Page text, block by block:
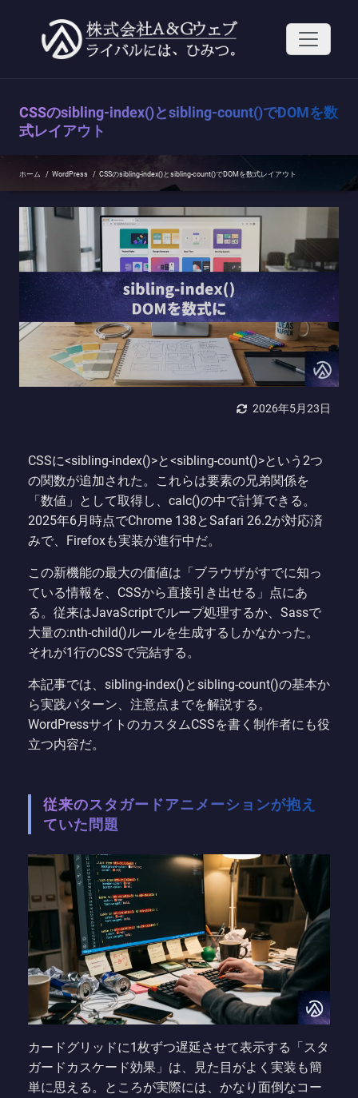
へ
CSSのsibling-index()とsibling-count()でDOMを数
式レイアウト
ホーム / WordPress / CSSのsibling-index()とsibling-count()でDOMを数式レイアウト
2026年5月23日
CSSに<sibling-index()>と<sibling-count()>という2つ
の関数が追加された。これらは要素の兄弟関係を
「数値」として取得し、calc()の中で計算できる。
2025年6月時点でChrome 138とSafari 26.2が対応済
みで、Firefoxも実装が進行中だ。
この新機能の最大の価値は「ブラウザがすでに知っ
ている情報を、CSSから直接引き出せる」点にあ
る。従来はJavaScriptでループ処理するか、Sassで
大量の:nth-child()ルールを生成するしかなかった。
それが1行のCSSで完結する。
本記事では、sibling-index()とsibling-count()の基本か
ら実践パターン、注意点までを解説する。
WordPressサイトのカスタムCSSを書く制作者にも役
立つ内容だ。
従来のスタガードアニメーションが抱え
ていた問題
カードグリッドに1枚ずつ遅延させて表示する「スタ
ガードカスケード効果」は、見た目がよく実装も簡
単に思える。ところが実際には、かなり面倒なコー